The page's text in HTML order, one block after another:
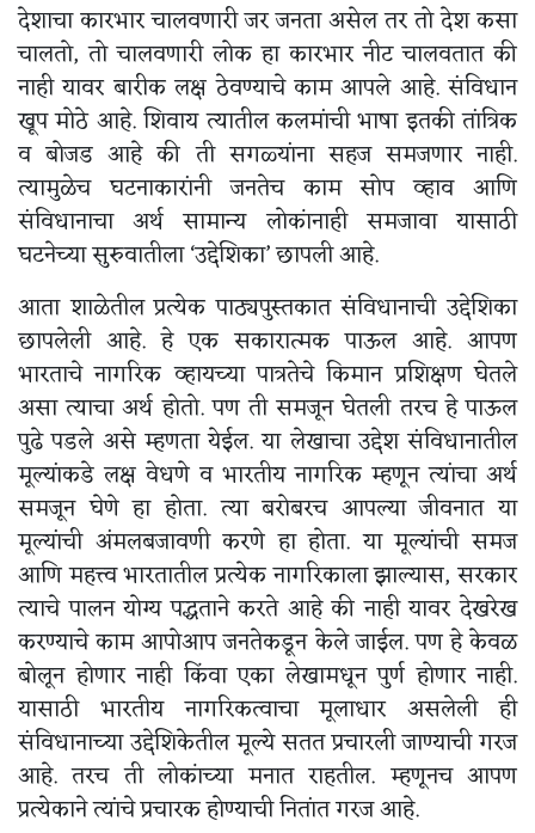
देशाचा कारभार चालवणारी जर जनता असेल तर तो देश कसा
चालतो, तो चालवणारी लोक हा कारभार नीट चालवतात की
नाही यावर बारीक लक्ष ठेवण्याचे काम आपले आहे. संविधान
खूप मोठे आहे. शिवाय त्यातील कलमांची भाषा इतकी तांत्रिक
व बोजड आहे की ती सगळ्यांना सहज समजणार नाही.
त्यामुळेच घटनाकारांनी जनतेच काम सोप व्हाव आणि
संविधानाचा अर्थ सामान्य लोकांनाही समजावा यासाठी
घटनेच्या सुरुवातीला ‘उद्देशिका’ छापली आहे.
आता शाळेतील प्रत्येक पाठ्यपुस्तकात संविधानाची उद्देशिका
छापलेली आहे. हे एक सकारात्मक पाऊल आहे. आपण
भारताचे नागरिक व्हायच्या पात्रतेचे किमान प्रशिक्षण घेतले
असा त्याचा अर्थ होतो. पण ती समजून घेतली तरच हे पाऊल
पुढे पडले असे म्हणता येईल. या लेखाचा उद्देश संविधानातील
मूल्यांकडे लक्ष वेधणे व भारतीय नागरिक म्हणून त्यांचा अर्थ
समजून घेणे हा होता. त्या बरोबरच आपल्या जीवनात या
मूल्यांची अंमलबजावणी करणे हा होता. या मूल्यांची समज
आणि महत्त्व भारतातील प्रत्येक नागरिकाला झाल्यास, सरकार
त्याचे पालन योग्य पद्धताने करते आहे की नाही यावर देखरेख
करण्याचे काम आपोआप जनतेकडून केले जाईल. पण हे केवळ
बोलून होणार नाही किंवा एका लेखामधून पुर्ण होणार नाही.
यासाठी भारतीय नागरिकत्वाचा मूलाधार असलेली ही
संविधानाच्या उद्देशिकेतील मूल्ये सतत प्रचारली जाण्याची गरज
आहे. तरच ती लोकांच्या मनात राहतील. म्हणूनच आपण
प्रत्येकाने त्यांचे प्रचारक होण्याची नितांत गरज आहे.